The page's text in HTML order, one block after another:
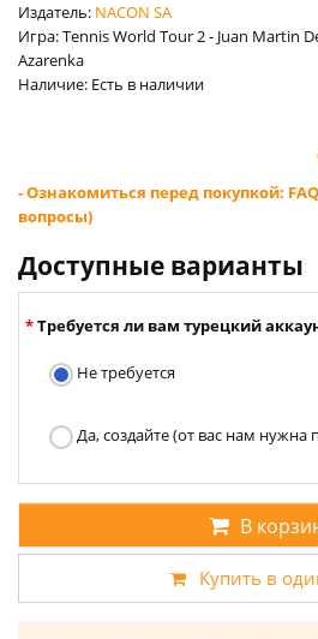
Издатель: NACON SA
Игра: Tennis World Tour 2 - Juan Martin
Azarenka
Наличие: Есть в наличии
- Ознакомиться перед покупкой:
вопросы)
Доступные варианты
Требуется ли вам турецкий
Не требуется
Да, создайте (от вас нам нужна
В
Купить в